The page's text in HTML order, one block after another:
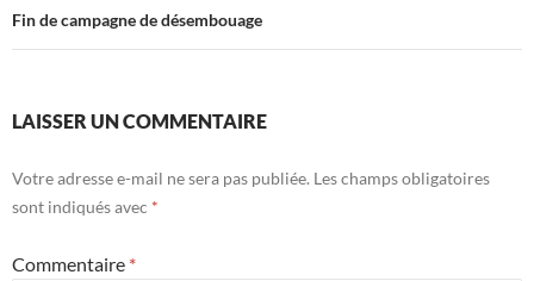
Fin de campagne de désembouage
LAISSER UN COMMENTAIRE
Votre adresse e-mail ne sera pas publiée. Les champs obligatoires
sont indiqués avec *
Commentaire *